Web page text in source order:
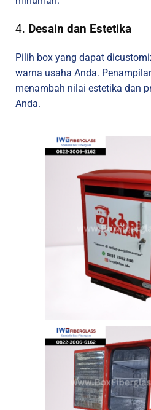
4. Desain dan Estetika
Pilih box yang dapat
warna usaha Anda.
menambah nilai estetika dan
Anda.